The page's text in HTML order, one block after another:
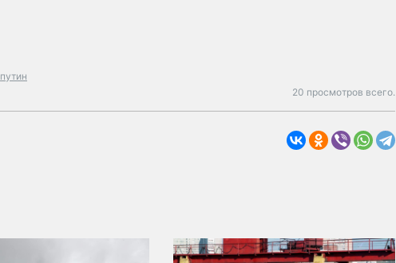
путин
20 просмотров всего.